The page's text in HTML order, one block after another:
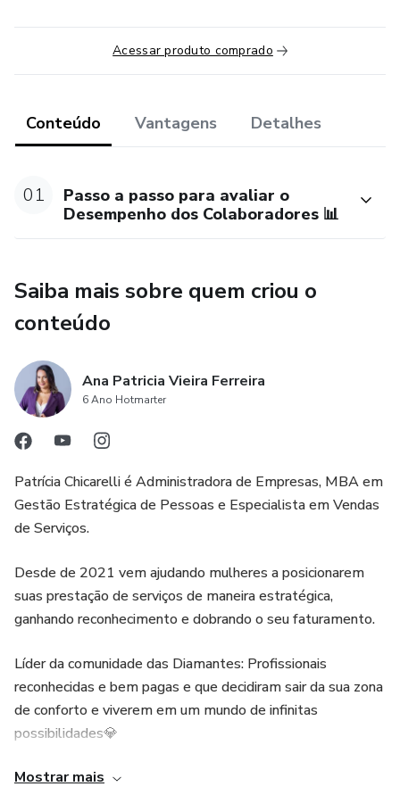
Acessar produto comprado
Conteúdo Vantagens Detalhes
01
Passo a passo para avaliar o
Desempenho dos Colaboradores 📊
Saiba mais sobre quem criou o
conteúdo
Ana Patricia Vieira Ferreira
6 Ano Hotmarter
Patrícia Chicarelli é Administradora de Empresas, MBA em
Gestão Estratégica de Pessoas e Especialista em Vendas
de Serviços.
Desde de 2021 vem ajudando mulheres a posicionarem
suas prestação de serviços de maneira estratégica,
ganhando reconhecimento e dobrando o seu faturamento.
Líder da comunidade das Diamantes: Profissionais
reconhecidas e bem pagas e que decidiram sair da sua zona
de conforto e viverem em um mundo de infinitas
possibilidades💎
Seu propósito é transforar a economia do Brasil através
Mostrar mais